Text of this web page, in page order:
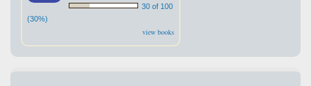
30 of 100
(30%)
view books